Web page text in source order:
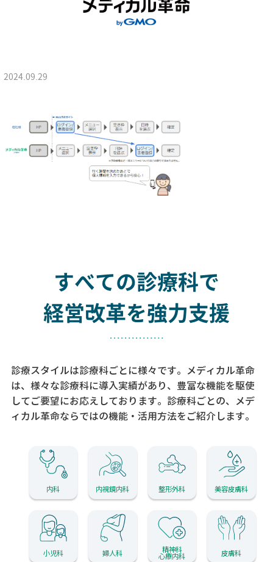
2024.09.29
すべての診療科で
経営改革を強力支援
診療スタイルは診療科ごとに様々です。メディカル革命
は、様々な診療科に導入実績があり、 豊富な機能を駆使
してご要望にお応えしております。 診療科ごとの、メデ
ィカル革命ならではの機能・活用方法をご紹介します。
内科 内視鏡内科 整形外科 美容皮膚科
小児科 婦人科 精神科
心療内科 皮膚科